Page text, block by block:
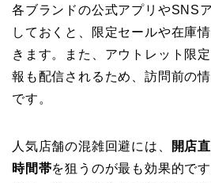
各ブランドの公式アプリやSNS
しておくと、限定セールや在庫
きます。また、アウトレット限
報も配信されるため、訪問前の
です。
人気店舗の混雑回避には、
開店
時間帯を狙うのが最も効果的で